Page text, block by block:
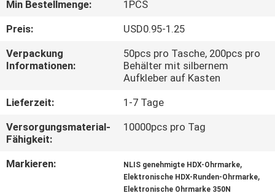
AUSFLUG
QUALITÄTSKONTROLLE
SIE
MIT
UNS
IN
Min Bestellmenge:
1PCS
Preis:
USD0.95-1.25
Verpackung
Informationen:
50pcs pro Tasche, 200pcs pro
Behälter mit silbernem
Aufkleber auf Kasten
Lieferzeit:
1-7 Tage
Versorgungsmaterial-
Fähigkeit:
10000pcs pro Tag
Markieren: NLIS genehmigte HDX-Ohrmarke,
Elektronische HDX-Runden-Ohrmarke,
Elektronische Ohrmarke 350N